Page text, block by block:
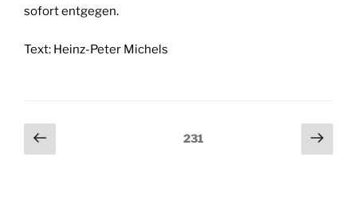
sofort entgegen.
Text: Heinz-Peter Michels
Seitennummerierung
der
Vorherige
Seite
Seite231